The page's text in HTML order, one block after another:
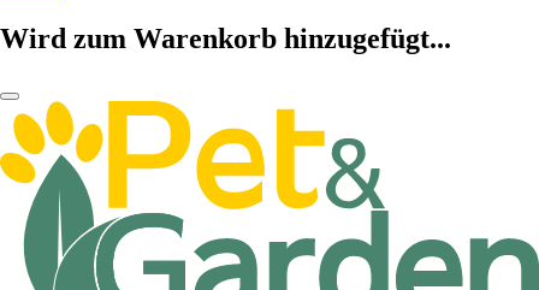
Wird zum Warenkorb hinzugefügt...